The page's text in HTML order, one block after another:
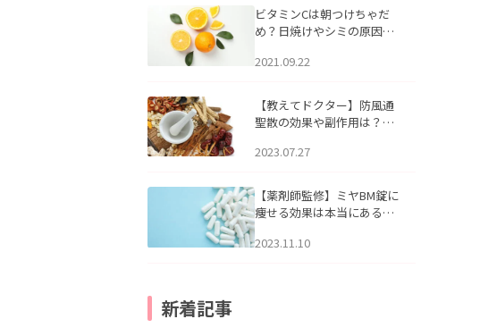
ビタミンCは朝つけちゃだ
め？日焼けやシミの原因に
2021.09.22
【教えてドクター】防風通
聖散の効果や副作用は？長
2023.07.27
【薬剤師監修】ミヤBM錠に
痩せる効果は本当にある
2023.11.10
新着記事